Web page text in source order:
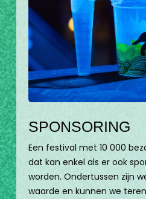
SPONSORING
Een festival met 10 000
dat kan enkel als er ook
worden. Ondertussen zijn
waarde en kunnen we